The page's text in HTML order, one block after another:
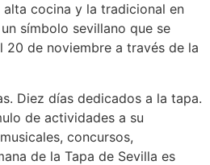
cocina y la tradicional en
símbolo sevillano que se
20 de noviembre a través de la
Diez días dedicados a la tapa.
de actividades a su
concursos,
de la Tapa de Sevilla es